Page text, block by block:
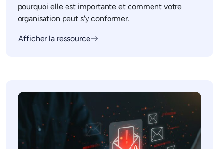
pourquoi elle est importante et comment votre
organisation peut s'y conformer.
Afficher la ressource